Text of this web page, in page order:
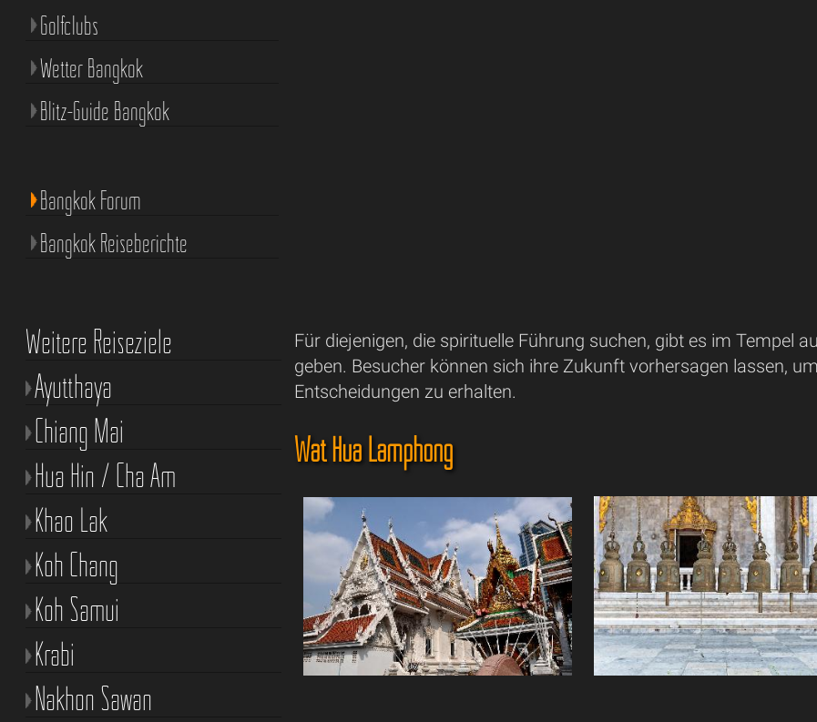
Für diejenigen, die spirituelle Führung suchen, gibt es im Tempel
geben. Besucher können sich ihre Zukunft vorhersagen lassen,
Entscheidungen zu erhalten.
Wat Hua Lamphong
Golfclubs
Wetter Bangkok
Blitz-Guide Bangkok
Bangkok Forum
Bangkok Reiseberichte
Weitere Reiseziele
Ayutthaya
Chiang Mai
Hua Hin / Cha Am
Khao Lak
Koh Chang
Koh Samui
Krabi
Nakhon Sawan